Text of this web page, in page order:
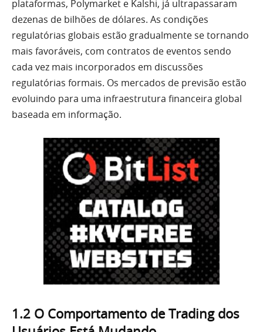
plataformas, Polymarket e Kalshi, já ultrapassaram
dezenas de bilhões de dólares. As condições
regulatórias globais estão gradualmente se tornando
mais favoráveis, com contratos de eventos sendo
cada vez mais incorporados em discussões
regulatórias formais. Os mercados de previsão estão
evoluindo para uma infraestrutura financeira global
baseada em informação.
1.2 O Comportamento de Trading dos